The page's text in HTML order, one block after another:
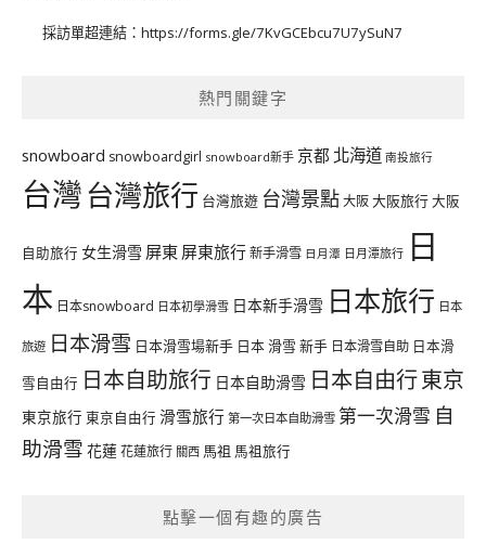
採訪單超連結： https://forms.gle/7KvGCEbcu7U7ySuN7
熱門關鍵字
snowboard snowboardgirl snowboard新手 京都 北海道 南投旅行
台灣台灣旅行 台灣旅遊 台灣景點大阪大阪旅行大阪
自助旅行 女生滑雪 屏東 屏東旅行新手滑雪 日月潭 日月潭旅行 日
本 日本snowboard 日本初學滑雪 日本新手滑雪 日本旅行 日本
旅遊 日本滑雪 日本滑雪場新手 日本 滑雪 新手 日本滑雪自助 日本滑
雪自由行 日本自助旅行 日本自助滑雪 日本自由行東京
東京旅行 東京自由行 滑雪旅行 第一次日本自助滑雪 第一次滑雪 自
助滑雪 花蓮花蓮旅行 關西 馬祖 馬祖旅行
點擊一個有趣的廣告